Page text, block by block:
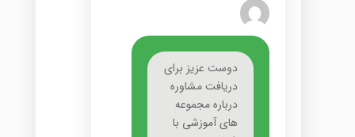
دوست عزیز برای
دریافت مشاوره
درباره مجموعه
های آموزشی با